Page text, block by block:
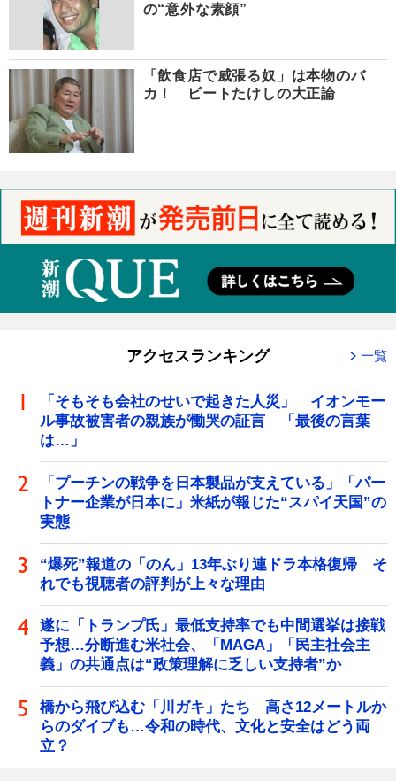
の“意外な素顔”
「飲食店で威張る奴」は本物のバ
カ！ ビートたけしの大正論
アクセスランキング 一覧
「そもそも会社のせいで起きた人災」 イオンモー
ル事故被害者の親族が慟哭の証言 「最後の言葉
は…」
「プーチンの戦争を日本製品が支えている」「パー
トナー企業が日本に」米紙が報じた“スパイ天国”の
実態
“爆死”報道の「のん」13年ぶり連ドラ本格復帰 そ
れでも視聴者の評判が上々な理由
遂に「トランプ氏」最低支持率でも中間選挙は接戦
予想…分断進む米社会、「MAGA」「民主社会主
義」の共通点は“政策理解に乏しい支持者”か
橋から飛び込む「川ガキ」たち 高さ12メートルか
らのダイブも…令和の時代、文化と安全はどう両
立？